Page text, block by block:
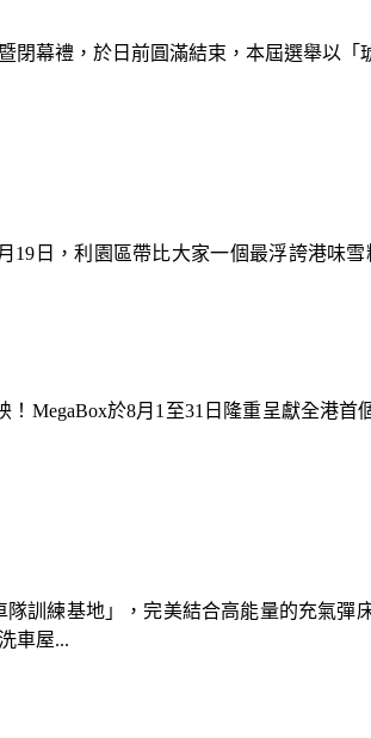
19日，利園區帶比大家一個最浮誇港味
隊訓練基地」，完美結合高能量的充氣
車屋...
閉幕禮，於日前圓滿結束，本屆選舉以
MegaBox於8月1至31日隆重呈獻全港